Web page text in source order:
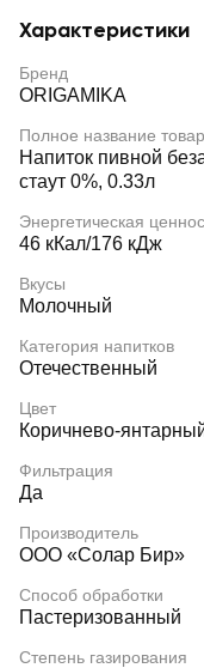
Характеристики
Бренд
ORIGAMIKA
Полное название
Напиток пивной
стаут 0%, 0.33л
Энергетическая
46 кКал/176 кДж
Вкусы
Молочный
Категория напитков
Отечественный
Цвет
Коричнево-
Фильтрация
Да
Производитель
ООО «Солар Бир»
Способ обработки
Пастеризованный
Степень газирования